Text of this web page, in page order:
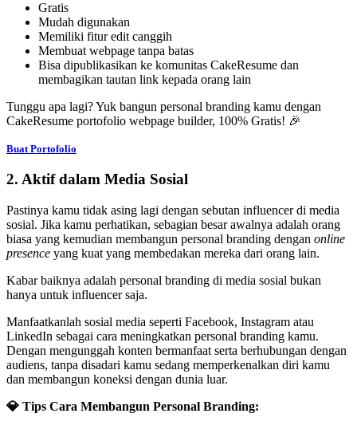
Gratis
Mudah digunakan
Memiliki fitur edit canggih
Membuat webpage tanpa batas
Bisa dipublikasikan ke komunitas CakeResume dan
membagikan tautan link kepada orang lain
Tunggu apa lagi? Yuk bangun personal branding kamu dengan
CakeResume portofolio webpage builder, 100% Gratis! 🎉
Buat Portofolio
2. Aktif dalam Media Sosial
Pastinya kamu tidak asing lagi dengan sebutan influencer di media
sosial. Jika kamu perhatikan, sebagian besar awalnya adalah orang
biasa yang kemudian membangun personal branding dengan online
presence yang kuat yang membedakan mereka dari orang lain.
Kabar baiknya adalah personal branding di media sosial bukan
hanya untuk influencer saja.
Manfaatkanlah sosial media seperti Facebook, Instagram atau
LinkedIn sebagai cara meningkatkan personal branding kamu.
Dengan mengunggah konten bermanfaat serta berhubungan dengan
audiens, tanpa disadari kamu sedang memperkenalkan diri kamu
dan membangun koneksi dengan dunia luar.
💎 Tips Cara Membangun Personal Branding: